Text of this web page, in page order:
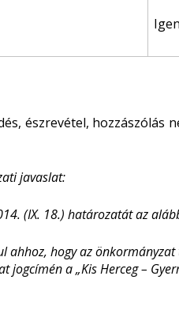
Igen
észrevétel, hozzászólás
javaslat:
(IX. 18.) határozatát az
ahhoz, hogy az
jogcímén a „Kis Herceg –